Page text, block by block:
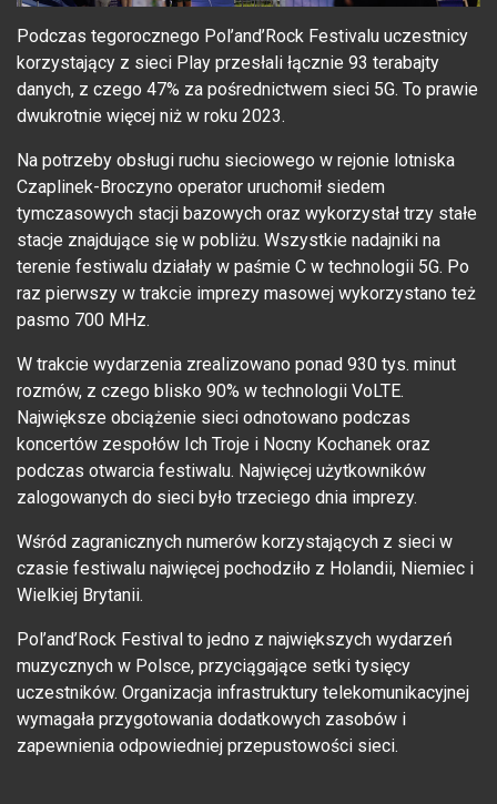
Podczas tegorocznego Pol’and’Rock Festivalu uczestnicy
korzystający z sieci Play przesłali łącznie 93 terabajty
danych, z czego 47% za pośrednictwem sieci 5G. To prawie
dwukrotnie więcej niż w roku 2023.
Na potrzeby obsługi ruchu sieciowego w rejonie lotniska
Czaplinek-Broczyno operator uruchomił siedem
tymczasowych stacji bazowych oraz wykorzystał trzy stałe
stacje znajdujące się w pobliżu. Wszystkie nadajniki na
terenie festiwalu działały w paśmie C w technologii 5G. Po
raz pierwszy w trakcie imprezy masowej wykorzystano też
pasmo 700 MHz.
W trakcie wydarzenia zrealizowano ponad 930 tys. minut
rozmów, z czego blisko 90% w technologii VoLTE.
Największe obciążenie sieci odnotowano podczas
koncertów zespołów Ich Troje i Nocny Kochanek oraz
podczas otwarcia festiwalu. Najwięcej użytkowników
zalogowanych do sieci było trzeciego dnia imprezy.
Wśród zagranicznych numerów korzystających z sieci w
czasie festiwalu najwięcej pochodziło z Holandii, Niemiec i
Wielkiej Brytanii.
Pol’and’Rock Festival to jedno z największych wydarzeń
muzycznych w Polsce, przyciągające setki tysięcy
uczestników. Organizacja infrastruktury telekomunikacyjnej
wymagała przygotowania dodatkowych zasobów i
zapewnienia odpowiedniej przepustowości sieci.